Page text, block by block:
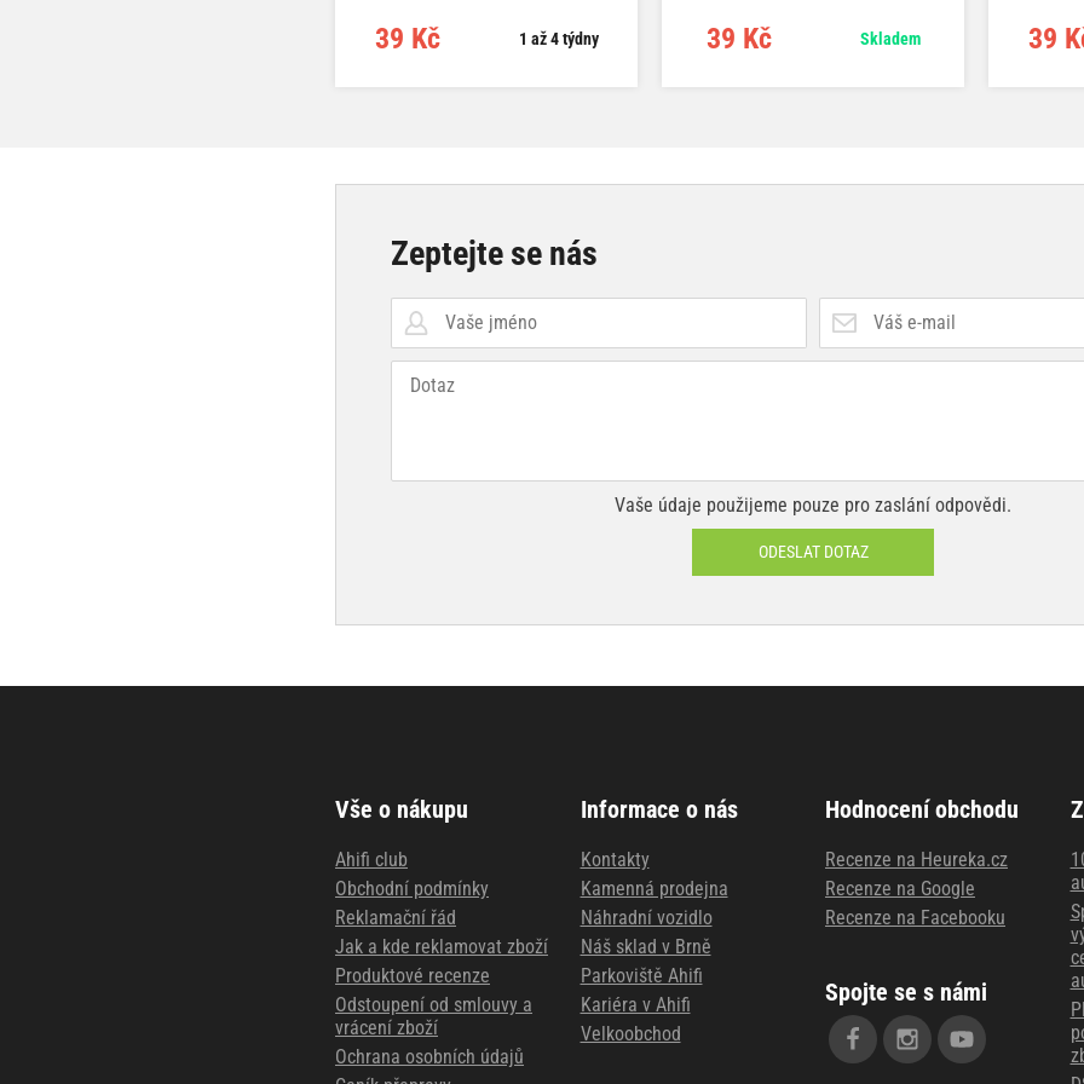
39 Kč 1 až 4 týdny 39 Kč Skladem 39
Zeptejte se nás
Vaše údaje použijeme pouze pro zaslání odpovědi.
ODESLAT DOTAZ
Vše o nákupu
Ahifi club
Obchodní podmínky
Reklamační řád
Jak a kde reklamovat zboží
Produktové recenze
Odstoupení od smlouvy a
vrácení zboží
Ochrana osobních údajů
Informace o nás
Kontakty
Kamenná prodejna
Náhradní vozidlo
Náš sklad v Brně
Parkoviště Ahifi
Kariéra v Ahifi
Velkoobchod
Hodnocení obchodu
Recenze na Heureka.cz
Recenze na Google
Recenze na Facebooku
Spojte se s námi